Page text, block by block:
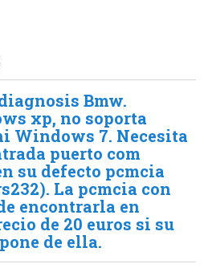
Bmw.
xp, no soporta
Windows 7. Necesita
puerto com
su defecto pcmcia
La pcmcia con
encontrarla en
de 20 euros si su
de ella.